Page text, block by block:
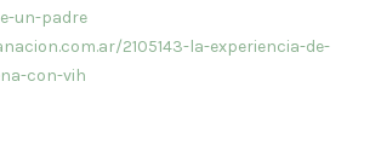
un-padre
2105143-la-experiencia-de-
con-vih